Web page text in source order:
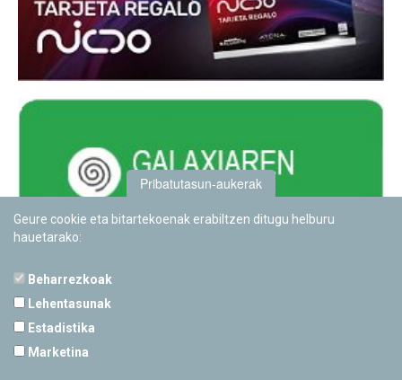
Pribatutasun-aukerak
Geure cookie eta bitartekoenak erabiltzen ditugu helburu
hauetarako:
Beharrezkoak
Lehentasunak
Estadistika
Marketina